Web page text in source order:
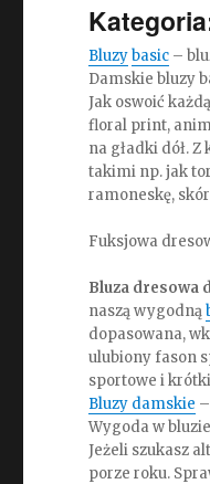
Bluzybasic –
Damskie bluzy
Jak oswoić
floral print,
na gładki dół.
takimi np. jak
ramoneskę,
Fuksjowa
Bluza dresowa
naszą wygodną
dopasowana,
ulubiony fason
sportowe i
Bluzy damskie
Wygoda w
Jeżeli szukasz
porze roku.